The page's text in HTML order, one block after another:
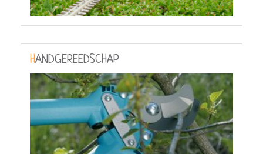
HANDGEREEDSCHAP